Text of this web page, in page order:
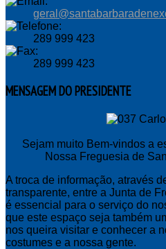
289 999 423
289 999 423
MENSAGEMDO PRESIDENTE
Sejam muito Bem-vindos a
Nossa Freguesia de
A troca de informação, através
transparente, entre a Junta de
é essencial para o serviço do
que este espaço seja também
nos queira visitar e conhecer a
costumes e a nossa gente.